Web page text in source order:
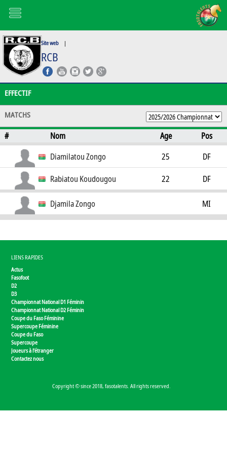
Site web |
RCB
EFFECTIF
MATCHS
# Nom Age
Pos
Diamilatou Zongo
25
DF
Rabiatou Koudougou
22 DF
Djamila Zongo MI
LIENS RAPIDES
Actus
Fasofoot
D2
D3
Championnat National D1 Féminin
Championnat National D2 Féminin
Coupe du Faso Féminine
Supercoupe Féminine
Coupe du Faso
Supercoupe
Joueurs à l'étranger
Contactez nous
Copyright © since 2018, fasotalents. All rights reserved.